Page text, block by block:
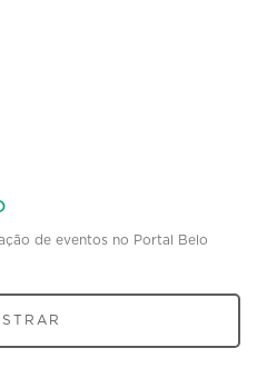
de eventos no Portal Belo